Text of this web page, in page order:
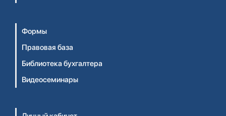
Формы
Правовая база
Библиотека бухгалтера
Видеосеминары